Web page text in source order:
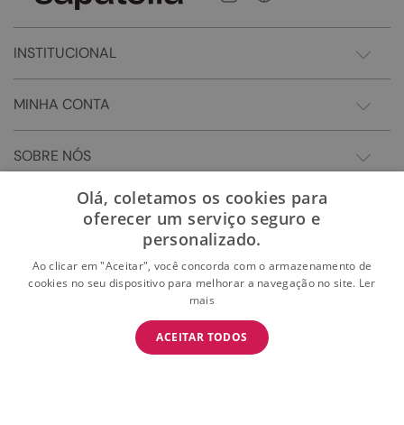
BAIXE O APP
E garanta 15% OFF na primeira compra
INSTITUCIONAL
MINHA CONTA
SOBRE NÓS
Olá, coletamos os cookies para
oferecer um serviço seguro e
personalizado.
Ao clicar em "Aceitar", você concorda com o armazenamento de
cookies no seu dispositivo para melhorar a navegação no site. Ler
mais
ACEITAR TODOS